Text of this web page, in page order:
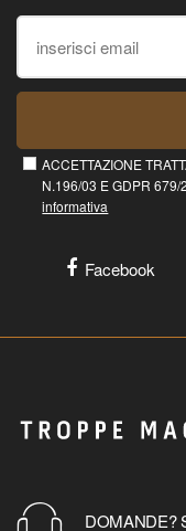
ACCETTAZIONE
N.196/03 E GDPR
informativa
Facebook
DOMANDE?